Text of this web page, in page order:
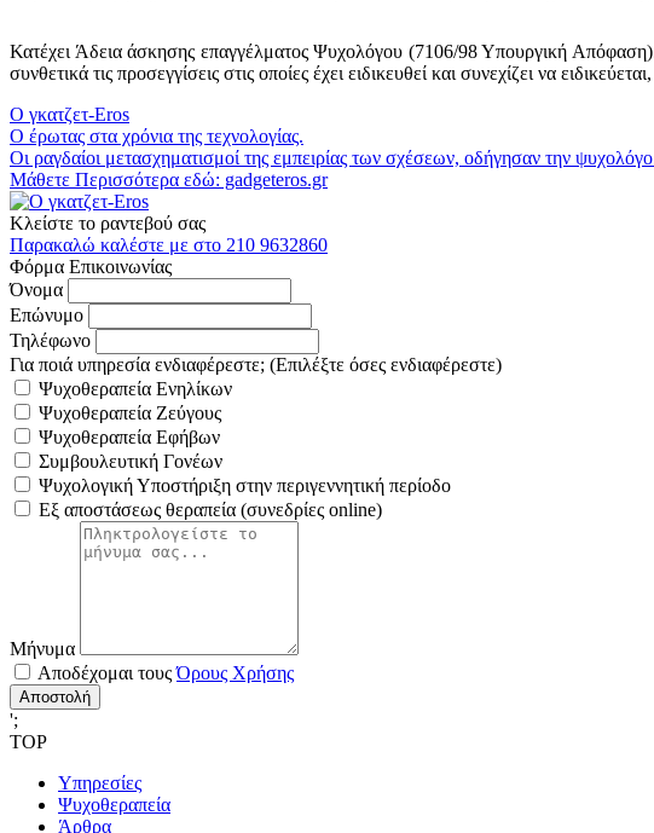
Κατέχει Άδεια άσκησης επαγγέλματος Ψυχολόγου (7106/98 Υπουργική
συνθετικά τις προσεγγίσεις στις οποίες έχει ειδικευθεί και συνεχίζει να
Ο γκατζετ-Eros
Ο έρωτας στα χρόνια της τεχνολογίας.
Οι ραγδαίοι μετασχηματισμοί της εμπειρίας των σχέσεων, οδήγησαν την
Μάθετε Περισσότερα εδώ: gadgeteros.gr
Κλείστε το ραντεβού σας
Παρακαλώ καλέστε με στο 210 9632860
Φόρμα Επικοινωνίας
Όνομα
Επώνυμο
Τηλέφωνο
Για ποιά υπηρεσία ενδιαφέρεστε; (Επιλέξτε όσες ενδιαφέρεστε)
Ψυχοθεραπεία Ενηλίκων
Ψυχοθεραπεία Ζεύγους
Ψυχοθεραπεία Εφήβων
Συμβουλευτική Γονέων
Ψυχολογική Υποστήριξη στην περιγεννητική περίοδο
Εξ αποστάσεως θεραπεία (συνεδρίες online)
Μήνυμα
Αποδέχομαι τουςΌρους Χρήσης
Αποστολή
';
TOP
Υπηρεσίες
Ψυχοθεραπεία
Άρθρα